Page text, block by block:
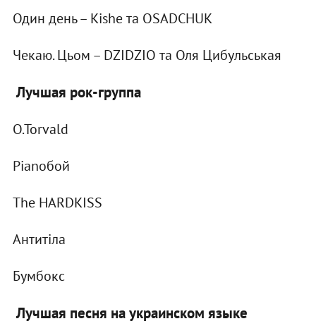
Один день – Kishe та OSADCHUK
Чекаю. Цьом – DZIDZIO та Оля Цибульськая
Лучшая рок-группа
O.Torvald
Pianoбой
The HARDKISS
Антитіла
Бумбокс
Лучшая песня на украинском языке